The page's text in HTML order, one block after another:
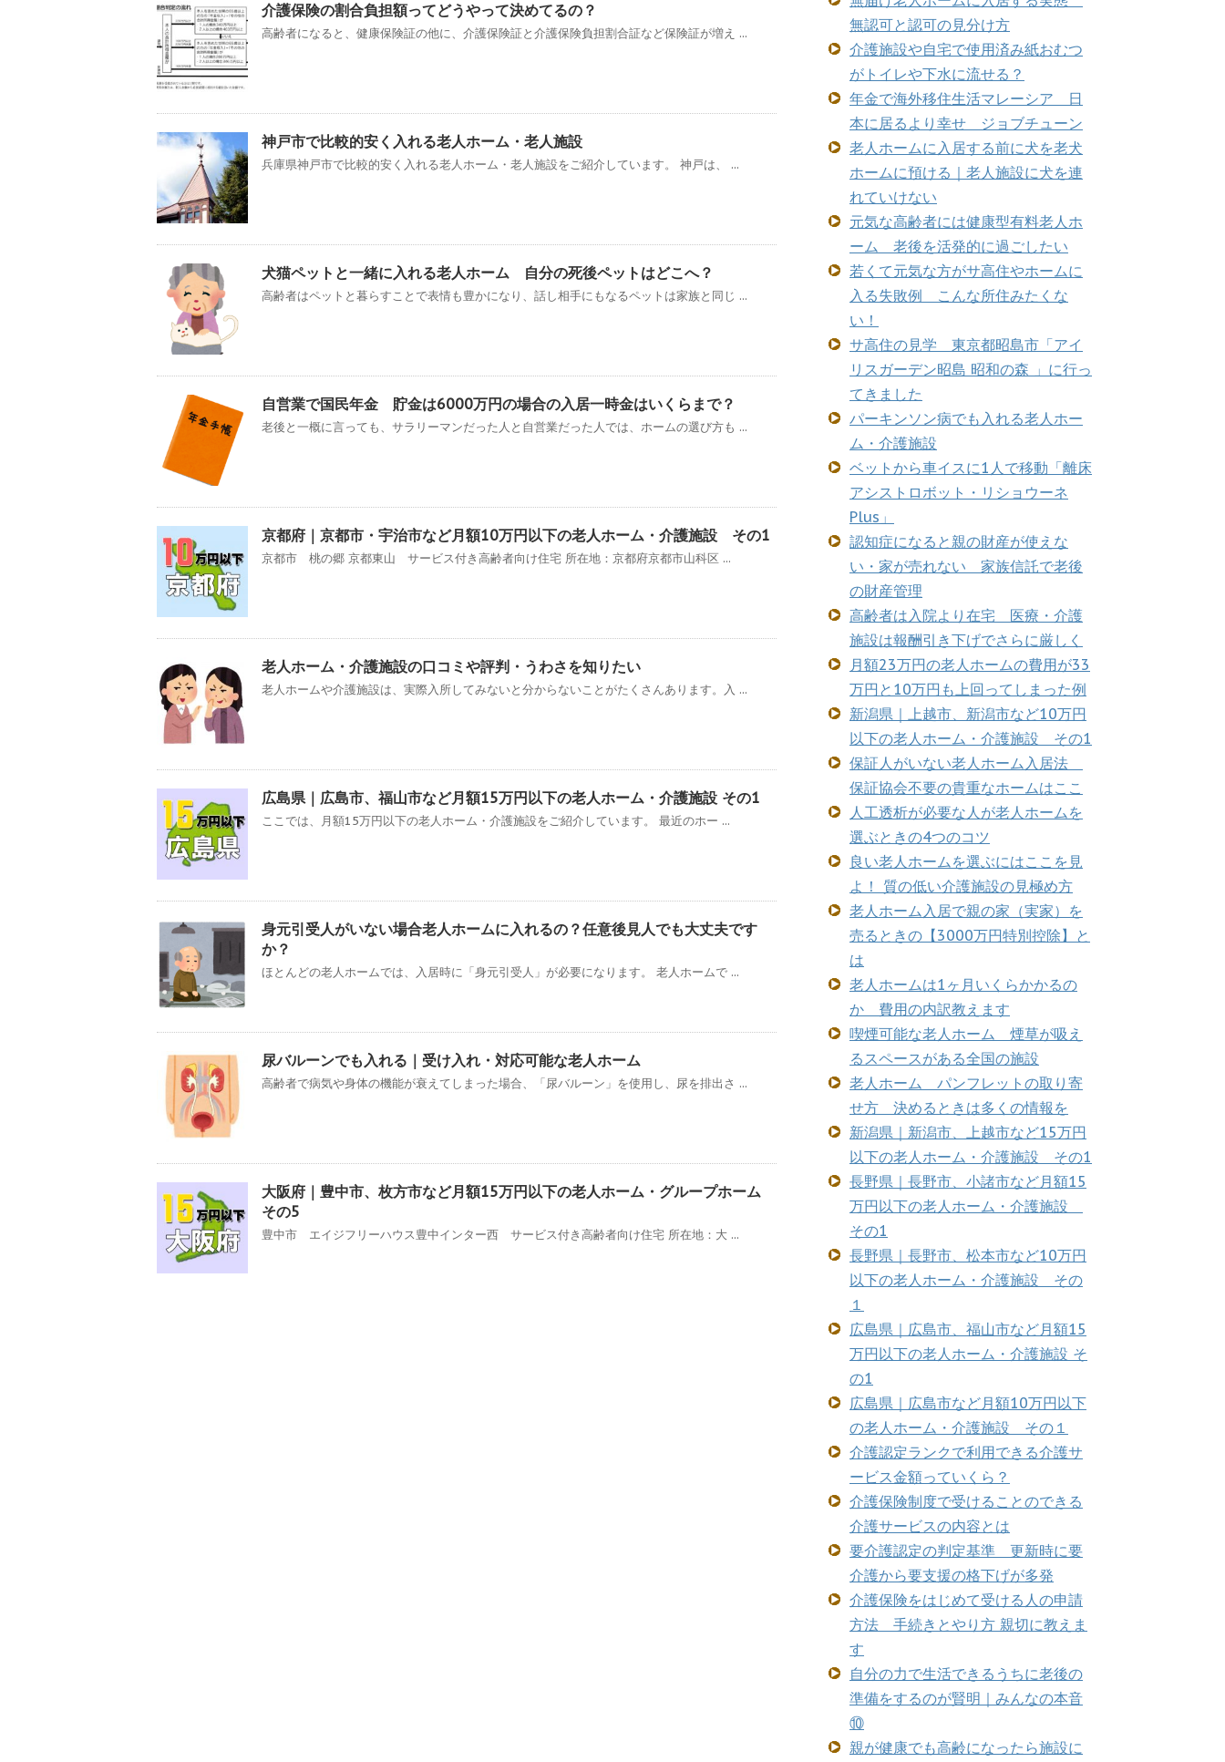
介護保険の割合負担額ってどうやって決めてるの？
高齢者になると、健康保険証の他に、介護保険証と介護保険負担割合証など保険証が増え ...
神戸市で比較的安く入れる老人ホーム・老人施設
兵庫県神戸市で比較的安く入れる老人ホーム・老人施設をご紹介しています。 神戸は、 ...
犬猫ペットと一緒に入れる老人ホーム 自分の死後ペットはどこへ？
高齢者はペットと暮らすことで表情も豊かになり、話し相手にもなるペットは家族と同じ ...
自営業で国民年金 貯金は6000万円の場合の入居一時金はいくらまで？
老後と一概に言っても、サラリーマンだった人と自営業だった人では、ホームの選び方も ...
京都府｜京都市・宇治市など月額10万円以下の老人ホーム・介護施設 その1
京都市 桃の郷 京都東山 サービス付き高齢者向け住宅 所在地：京都府京都市山科区 ...
老人ホーム・介護施設の口コミや評判・うわさを知りたい
老人ホームや介護施設は、実際入所してみないと分からないことがたくさんあります。入 ...
広島県｜広島市、福山市など月額15万円以下の老人ホーム・介護施設 その1
ここでは、月額15万円以下の老人ホーム・介護施設をご紹介しています。 最近のホー ...
身元引受人がいない場合老人ホームに入れるの？任意後見人でも大丈夫です
か？
ほとんどの老人ホームでは、入居時に「身元引受人」が必要になります。 老人ホームで ...
尿バルーンでも入れる｜受け入れ・対応可能な老人ホーム
高齢者で病気や身体の機能が衰えてしまった場合、「尿バルーン」を使用し、尿を排出さ ...
大阪府｜豊中市、枚方市など月額15万円以下の老人ホーム・グループホーム
その5
豊中市 エイジフリーハウス豊中インター西 サービス付き高齢者向け住宅 所在地：大 ...
無認可と認可の見分け方
介護施設や自宅で使用済み紙おむつ
がトイレや下水に流せる？
年金で海外移住生活マレーシア 日
本に居るより幸せ ジョブチューン
老人ホームに入居する前に犬を老犬
ホームに預ける｜老人施設に犬を連
れていけない
元気な高齢者には健康型有料老人ホ
ーム 老後を活発的に過ごしたい
若くて元気な方がサ高住やホームに
入る失敗例 こんな所住みたくな
い！
サ高住の見学 東京都昭島市「アイ
リスガーデン昭島 昭和の森 」に行っ
てきました
パーキンソン病でも入れる老人ホー
ム・介護施設
ベットから車イスに1人で移動「離床
アシストロボット・リショウーネ
Plus」
認知症になると親の財産が使えな
い・家が売れない 家族信託で老後
の財産管理
高齢者は入院より在宅 医療・介護
施設は報酬引き下げでさらに厳しく
月額23万円の老人ホームの費用が33
万円と10万円も上回ってしまった例
新潟県｜上越市、新潟市など10万円
以下の老人ホーム・介護施設 その1
保証人がいない老人ホーム入居法
保証協会不要の貴重なホームはここ
人工透析が必要な人が老人ホームを
選ぶときの4つのコツ
良い老人ホームを選ぶにはここを見
よ！ 質の低い介護施設の見極め方
老人ホーム入居で親の家（実家）を
売るときの【3000万円特別控除】と
は
老人ホームは1ヶ月いくらかかるの
か 費用の内訳教えます
喫煙可能な老人ホーム 煙草が吸え
るスペースがある全国の施設
老人ホーム パンフレットの取り寄
せ方 決めるときは多くの情報を
新潟県｜新潟市、上越市など15万円
以下の老人ホーム・介護施設 その1
長野県｜長野市、小諸市など月額15
万円以下の老人ホーム・介護施設
その1
長野県｜長野市、松本市など10万円
以下の老人ホーム・介護施設 その
１
広島県｜広島市、福山市など月額15
万円以下の老人ホーム・介護施設 そ
の1
広島県｜広島市など月額10万円以下
の老人ホーム・介護施設 その１
介護認定ランクで利用できる介護サ
ービス金額っていくら？
介護保険制度で受けることのできる
介護サービスの内容とは
要介護認定の判定基準 更新時に要
介護から要支援の格下げが多発
介護保険をはじめて受ける人の申請
方法 手続きとやり方 親切に教えま
す
自分の力で生活できるうちに老後の
準備をするのが賢明｜みんなの本音
⑩
親が健康でも高齢になったら施設に